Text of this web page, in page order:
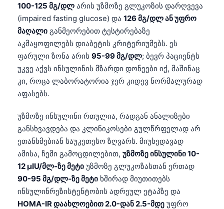
100-125 მგ/დლ არის უზმოზე გლუკოზის დარღვევა
(impaired fasting glucose) და 126 მგ/დლ ან უფრო
მაღალი განმეორებით ტესტირებაზე
აკმაყოფილებს დიაბეტის კრიტერიუმებს. ეს
ფარული ზონა არის 95-99 მგ/დლ; ბევრ პაციენტს
უკვე აქვს ინსულინის მზარდი დონეები იქ, მაშინაც
კი, როცა ლაბორატორია ჯერ კიდევ ნორმალურად
აფასებს.
უზმოზე ინსულინი რთულია, რადგან ანალიზები
განსხვავდება და კლინიკოსები გულწრფელად არ
ეთანხმებიან საუკეთესო ზღვარს. მიუხედავად
ამისა, ჩემი გამოცდილებით, უზმოზე ინსულინი 10-
12 µIU/მლ-ზე მეტი უზმოზე გლუკოზასთან ერთად
90-95 მგ/დლ-ზე მეტი ხშირად მიუთითებს
ინსულინრეზისტენტობის ადრეულ ეტაპზე და
HOMA-IR დაახლოებით 2.0-დან 2.5-მდე უფრო